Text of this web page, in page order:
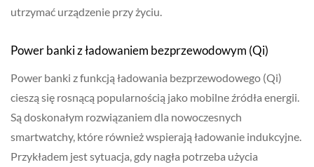
utrzymać urządzenie przy życiu.
Power banki z ładowaniem bezprzewodowym (Qi)
Power banki z funkcją ładowania bezprzewodowego (Qi)
cieszą się rosnącą popularnością jako mobilne źródła energii.
Są doskonałym rozwiązaniem dla nowoczesnych
smartwatchy, które również wspierają ładowanie indukcyjne.
Przykładem jest sytuacja, gdy nagła potrzeba użycia